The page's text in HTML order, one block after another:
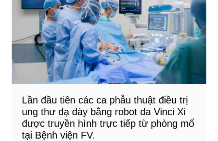
Lần đầu tiên các ca phẫu thuật điều trị
ung thư dạ dày bằng robot da Vinci Xi
được truyền hình trực tiếp từ phòng mổ
tại Bệnh viện FV.